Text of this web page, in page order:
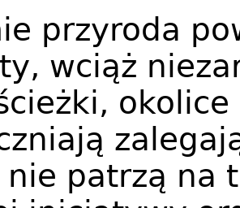
przyroda
wciąż
patrzą na